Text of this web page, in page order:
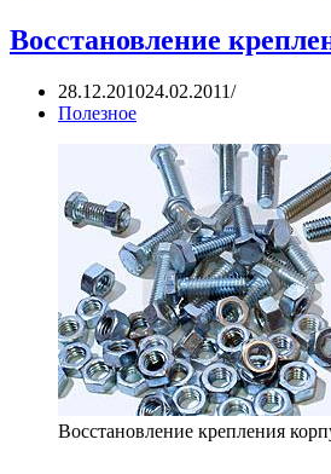
Восстановление
28.12.201024.02.2011
Полезное
Восстановление крепления